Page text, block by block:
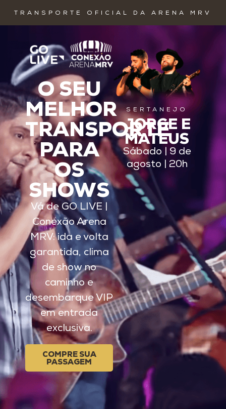
TRANSPORTE OFICIAL DA ARENA MRV
O SEU
MELHOR
TRANSPORTE
PARA
OS
SHOWS
Vá de GO LIVE |
Conexão Arena
MRV: ida e volta
garantida, clima
de show no
caminho e
desembarque VIP
em entrada
exclusiva.
COMPRE SUA
PASSAGEM
SERTANEJO
JORGE E
MATEUS
Sábado | 9 de
agosto | 20h